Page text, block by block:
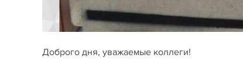
Доброго дня, уважаемые коллеги!